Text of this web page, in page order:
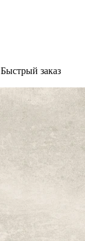
Быстрый заказ